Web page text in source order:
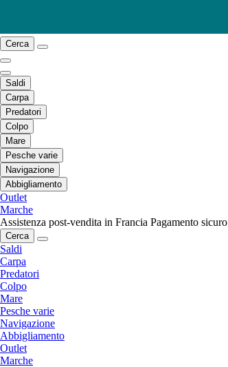
Cerca
Saldi
Carpa
Predatori
Colpo
Mare
Pesche varie
Navigazione
Abbigliamento
Outlet
Marche
Assistenza post-vendita in Francia Pagamento sicuro
Cerca
Saldi
Carpa
Predatori
Colpo
Mare
Pesche varie
Navigazione
Abbigliamento
Outlet
Marche